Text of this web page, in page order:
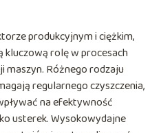
produkcyjnym i ciężkim,
rolę w procesach
maszyn. Różnego rodzaju
regularnego czyszczenia,
na efektywność
usterek. Wysokowydajne